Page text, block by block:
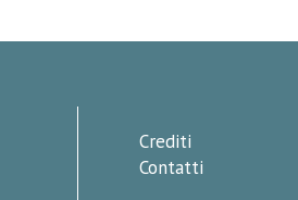
Crediti
Contatti